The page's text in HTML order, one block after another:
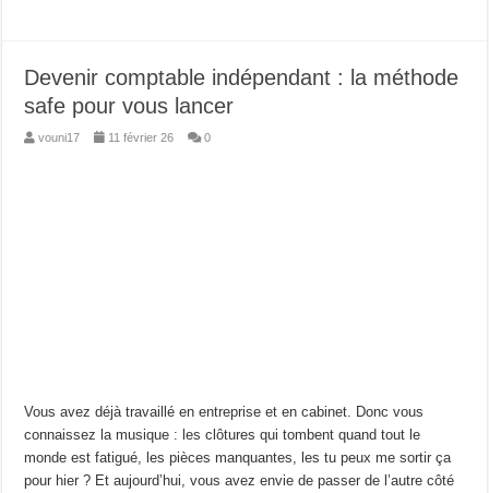
Devenir comptable indépendant : la méthode
safe pour vous lancer
vouni17 11 février 26 0
Vous avez déjà travaillé en entreprise et en cabinet. Donc vous
connaissez la musique : les clôtures qui tombent quand tout le
monde est fatigué, les pièces manquantes, les tu peux me sortir ça
pour hier ? Et aujourd’hui, vous avez envie de passer de l’autre côté